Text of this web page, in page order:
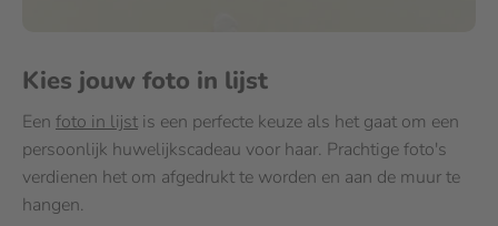
Kies jouw foto in lijst
Een foto in lijst is een perfecte keuze als het gaat om een
persoonlijk huwelijkscadeau voor haar. Prachtige foto's
verdienen het om afgedrukt te worden en aan de muur te
hangen.